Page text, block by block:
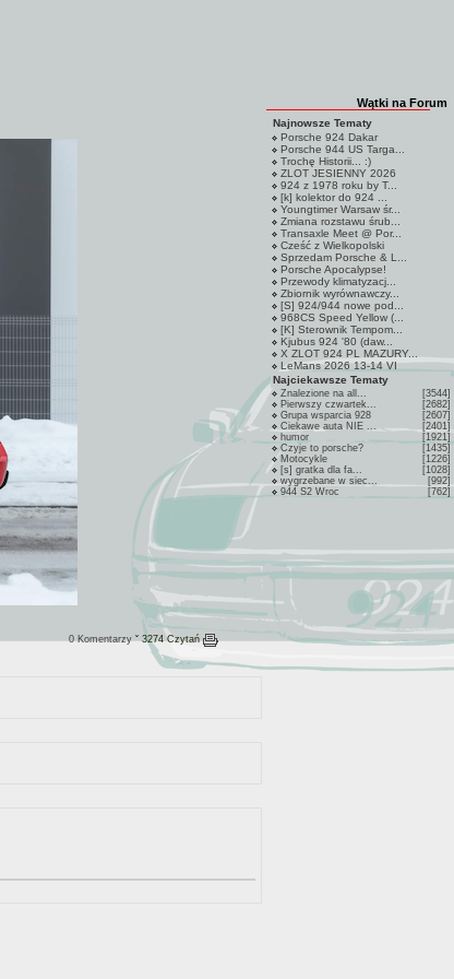
0 Komentarzyˇ 3274 Czytań
Wątki na Forum
Najnowsze Tematy
Porsche 924 Dakar
Porsche 944 US Targa...
Trochę Historii... :)
ZLOT JESIENNY 2026
924 z 1978 roku by T...
[k] kolektor do 924 ...
Youngtimer Warsaw śr...
Zmiana rozstawu śrub...
Transaxle Meet @ Por...
Cześć z Wielkopolski
Sprzedam Porsche & L...
Porsche Apocalypse!
Przewody klimatyzacj...
Zbiornik wyrównawczy...
[S] 924/944 nowe pod...
968CS Speed Yellow (...
[K] Sterownik Tempom...
Kjubus 924 '80 (daw...
X ZLOT 924 PL MAZURY...
LeMans 2026 13-14 VI
Najciekawsze Tematy
Znalezione na all...
[3544]
Pierwszy czwartek...
[2682]
Grupa wsparcia 928
[2607]
Ciekawe auta NIE ...
[2401]
humor
[1921]
Czyje to porsche?
[1435]
Motocykle
[1226]
[s] gratka dla fa...
[1028]
wygrzebane w siec...
[992]
944 S2 Wroc
[762]